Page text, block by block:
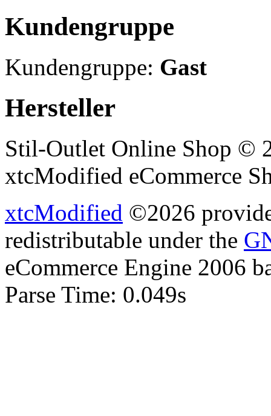
Kundengruppe
Kundengruppe: Gast
Hersteller
Stil-Outlet Online Shop ©
xtcModified eCommerce
xtcModified ©2026
redistributable under the
eCommerce Engine 2006
Parse Time: 0.049s